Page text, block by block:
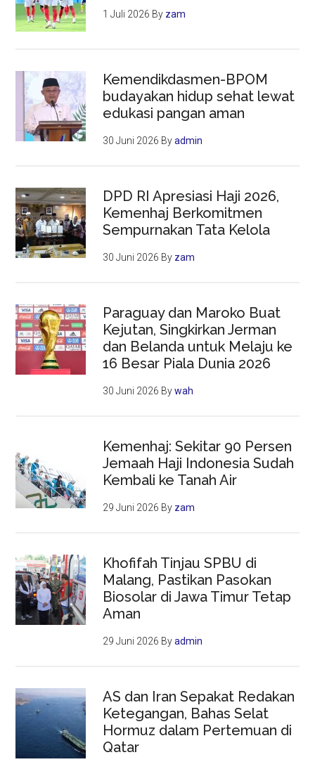
1 Juli 2026 By zam
Kemendikdasmen-BPOM
budayakan hidup sehat lewat
edukasi pangan aman
30 Juni 2026 Byadmin
DPD RI Apresiasi Haji 2026,
Kemenhaj Berkomitmen
Sempurnakan Tata Kelola
30 Juni 2026 By zam
Paraguay dan Maroko Buat
Kejutan, Singkirkan Jerman
dan Belanda untuk Melaju ke
16 Besar Piala Dunia 2026
30 Juni 2026 Bywah
Kemenhaj: Sekitar 90 Persen
Jemaah Haji Indonesia Sudah
Kembali ke Tanah Air
29 Juni 2026 By zam
Khofifah Tinjau SPBU di
Malang, Pastikan Pasokan
Biosolar di Jawa Timur Tetap
Aman
29 Juni 2026 Byadmin
AS dan Iran Sepakat Redakan
Ketegangan, Bahas Selat
Hormuz dalam Pertemuan di
Qatar